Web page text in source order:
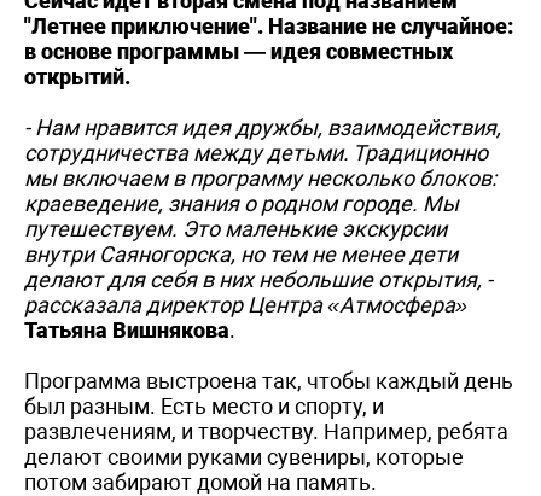
"Летнее приключение". Название не случайное:
в основе программы — идея совместных
открытий.
- Нам нравится идея дружбы, взаимодействия,
сотрудничества между детьми. Традиционно
мы включаем в программу несколько блоков:
краеведение, знания о родном городе. Мы
путешествуем. Это маленькие экскурсии
внутри Саяногорска, но тем не менее дети
делают для себя в них небольшие открытия, -
рассказала директор Центра «Атмосфера»
Татьяна Вишнякова.
Программа выстроена так, чтобы каждый день
был разным. Есть место и спорту, и
развлечениям, и творчеству. Например, ребята
делают своими руками сувениры, которые
потом забирают домой на память.